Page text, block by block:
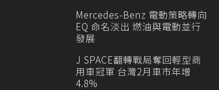
Mercedes-Benz 電動策略轉向
EQ 命名淡出 燃油與電動並行
發展
J SPACE翻轉戰局奪回輕型商
用車冠軍 台灣2月車市年增
4.8%